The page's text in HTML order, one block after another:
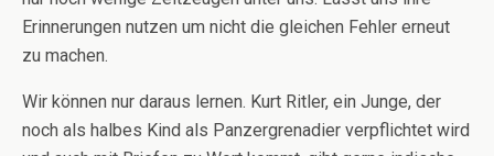
Erinnerungen nutzen um nicht die gleichen Fehler erneut
zu machen.
Wir können nur daraus lernen. Kurt Ritler, ein Junge, der
noch als halbes Kind als Panzergrenadier verpflichtet wird